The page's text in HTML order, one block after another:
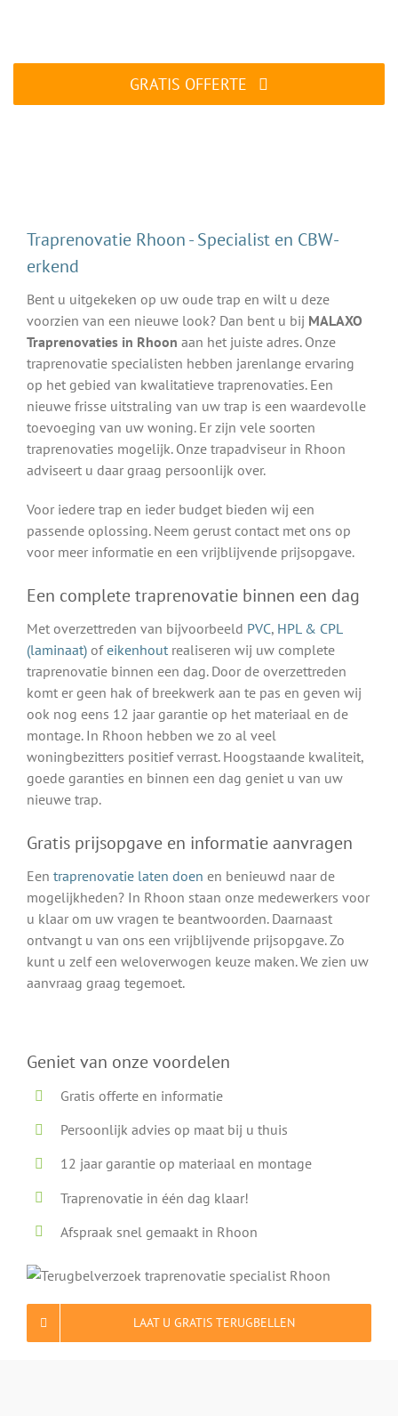
GRATIS OFFERTE
Traprenovatie Rhoon - Specialist en CBW-
erkend
Bent u uitgekeken op uw oude trap en wilt u deze
voorzien van een nieuwe look? Dan bent u bij MALAXO
Traprenovaties in Rhoon aan het juiste adres. Onze
traprenovatie specialisten hebben jarenlange ervaring
op het gebied van kwalitatieve traprenovaties. Een
nieuwe frisse uitstraling van uw trap is een waardevolle
toevoeging van uw woning. Er zijn vele soorten
traprenovaties mogelijk. Onze trapadviseur in Rhoon
adviseert u daar graag persoonlijk over.
Voor iedere trap en ieder budget bieden wij een
passende oplossing. Neem gerust contact met ons op
voor meer informatie en een vrijblijvende prijsopgave.
Een complete traprenovatie binnen een dag
Met overzettreden van bijvoorbeeld PVC, HPL & CPL
(laminaat) ofeikenhout realiseren wij uw complete
traprenovatie binnen een dag. Door de overzettreden
komt er geen hak of breekwerk aan te pas en geven wij
ook nog eens 12 jaar garantie op het materiaal en de
montage. In Rhoon hebben we zo al veel
woningbezitters positief verrast. Hoogstaande kwaliteit,
goede garanties en binnen een dag geniet u van uw
nieuwe trap.
Gratis prijsopgave en informatie aanvragen
Een traprenovatie laten doen en benieuwd naar de
mogelijkheden? In Rhoon staan onze medewerkers voor
u klaar om uw vragen te beantwoorden. Daarnaast
ontvangt u van ons een vrijblijvende prijsopgave. Zo
kunt u zelf een weloverwogen keuze maken. We zien uw
aanvraag graag tegemoet.
Geniet van onze voordelen
Gratis offerte en informatie
Persoonlijk advies op maat bij u thuis
12 jaar garantie op materiaal en montage
Traprenovatie in één dag klaar!
Afspraak snel gemaakt in Rhoon
LAAT U GRATIS TERUGBELLEN